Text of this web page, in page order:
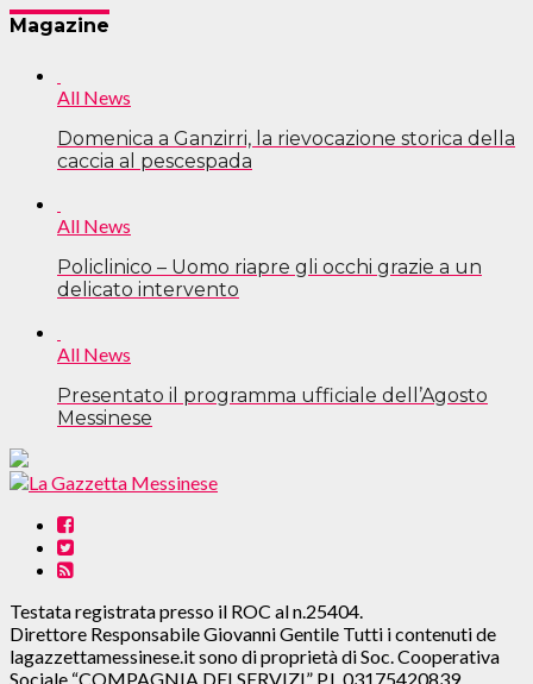
articoli
Magazine
All News
Domenica a Ganzirri, la rievocazione storica della
caccia al pescespada
All News
Policlinico – Uomo riapre gli occhi grazie a un
delicato intervento
All News
Presentato il programma ufficiale dell’Agosto
Messinese
Testata registrata presso il ROC al n.25404.
Direttore Responsabile Giovanni Gentile Tutti i contenuti de
lagazzettamessinese.it sono di proprietà di Soc. Cooperativa
Sociale “COMPAGNIA DEI SERVIZI” P.I. 03175420839.